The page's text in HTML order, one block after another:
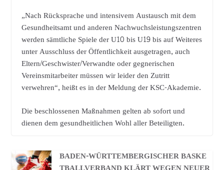
„Nach Rücksprache und intensivem Austausch mit dem
Gesundheitsamt und anderen Nachwuchsleistungszentren
werden sämtliche Spiele der U10 bis U19 bis auf Weiteres
unter Ausschluss der Öffentlichkeit ausgetragen, auch
Eltern/Geschwister/Verwandte oder gegnerischen
Vereinsmitarbeiter müssen wir leider den Zutritt
verwehren“, heißt es in der Meldung der KSC-Akademie.
Die beschlossenen Maßnahmen gelten ab sofort und
dienen dem gesundheitlichen Wohl aller Beteiligten.
BADEN-WÜRTTEMBERGISCHER BASKE